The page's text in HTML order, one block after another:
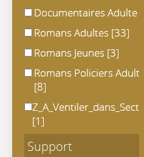
Documentaires Adulte
Documentaires Adulte
Romans Adultes
Romans Adultes [33]
Romans Jeunes
Romans Jeunes [3]
Romans Policiers Adultes
Romans Policiers Adultes
[8]
Z_A_Ventiler_dans_Section
[1]
Support